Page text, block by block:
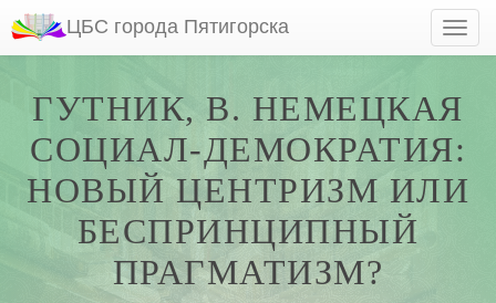
ЦБС города Пятигорска
ГУТНИК, В. НЕМЕЦКАЯ
СОЦИАЛ-ДЕМОКРАТИЯ:
НОВЫЙ ЦЕНТРИЗМ ИЛИ
БЕСПРИНЦИПНЫЙ
ПРАГМАТИЗМ?